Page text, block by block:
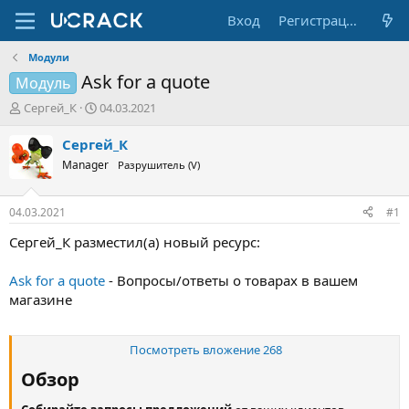
Вход Регистрация
Модули
Модуль Ask for a quote
А
о
р
т
е
м
ы
Сергей_К
Д
т
н
а
л
04.03.2021
Сергей_К
Manager Разрушитель (V)
04.03.2021 #1
Сергей_К разместил(а) новый ресурс:
Ask for a quote - Вопросы/ответы о товарах в вашем
магазине
Посмотреть вложение 268
Обзор​